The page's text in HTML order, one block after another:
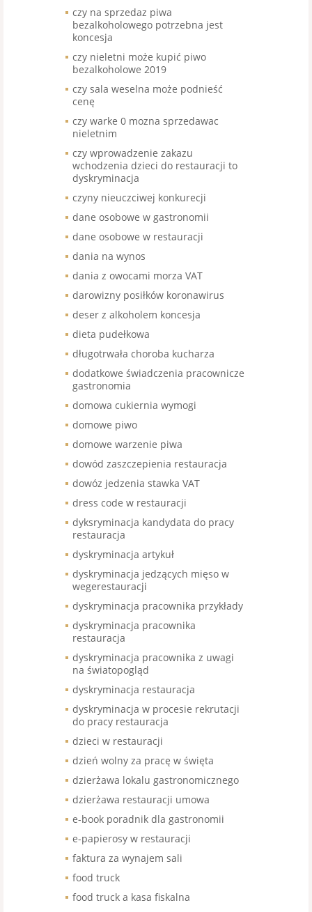
czy na sprzedaz piwa
bezalkoholowego potrzebna jest
koncesja
czy nieletni może kupić piwo
bezalkoholowe 2019
czy sala weselna może podnieść
cenę
czy warke 0 mozna sprzedawac
nieletnim
czy wprowadzenie zakazu
wchodzenia dzieci do restauracji to
dyskryminacja
czyny nieuczciwej konkurecji
dane osobowe w gastronomii
dane osobowe w restauracji
dania na wynos
dania z owocami morza VAT
darowizny posiłków koronawirus
deser z alkoholem koncesja
dieta pudełkowa
długotrwała choroba kucharza
dodatkowe świadczenia pracownicze
gastronomia
domowa cukiernia wymogi
domowe piwo
domowe warzenie piwa
dowód zaszczepienia restauracja
dowóz jedzenia stawka VAT
dress code w restauracji
dyksryminacja kandydata do pracy
restauracja
dyskryminacja artykuł
dyskryminacja jedzących mięso w
wegerestauracji
dyskryminacja pracownika przykłady
dyskryminacja pracownika
restauracja
dyskryminacja pracownika z uwagi
na światopogląd
dyskryminacja restauracja
dyskryminacja w procesie rekrutacji
do pracy restauracja
dzieci w restauracji
dzień wolny za pracę w święta
dzierżawa lokalu gastronomicznego
dzierżawa restauracji umowa
e-book poradnik dla gastronomii
e-papierosy w restauracji
faktura za wynajem sali
food truck
food truck a kasa fiskalna